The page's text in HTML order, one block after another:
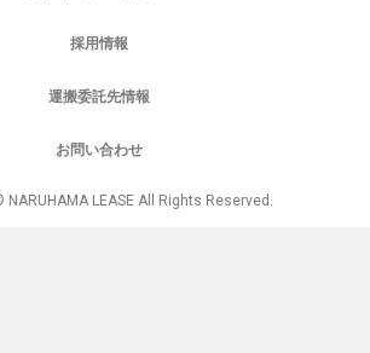
採用情報
運搬委託先情報
お問い合わせ
LEASE All Rights Reserved.